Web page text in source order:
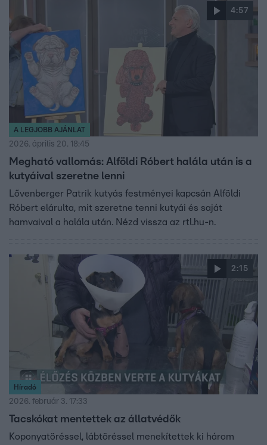
4:57
A LEGJOBB AJÁNLAT
2026. április 20. 18:45
Megható vallomás: Alföldi Róbert halála után is a
kutyáival szeretne lenni
Lővenberger Patrik kutyás festményei kapcsán Alföldi
Róbert elárulta, mit szeretne tenni kutyái és saját
hamvaival a halála után. Nézd vissza az rtl.hu-n.
2:15
Híradó
2026. február 3. 17:33
Tacskókat mentettek az állatvédők
Koponyatöréssel, lábtöréssel menekítettek ki három